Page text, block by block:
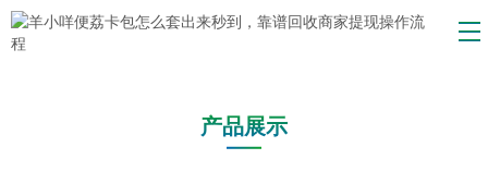
产品展示